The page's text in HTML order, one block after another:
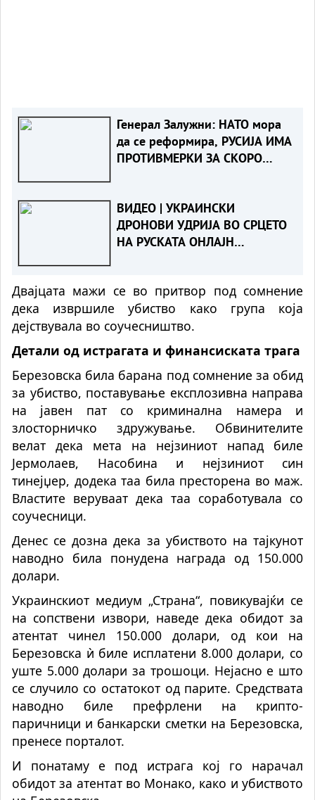
Генерал Залужни: НАТО мора
да се реформира, РУСИЈА ИМА
ПРОТИВМЕРКИ ЗА СКОРО
ВИДЕО | УКРАИНСКИ
ДРОНОВИ УДРИЈА ВО СРЦЕТО
НА РУСКАТА ОНЛАЈН
Вајлдберис“
Двајцата мажи се во притвор под сомнение
дека извршиле убиство како група која
дејствувала во соучесништво.
Детали од истрагата и финансиската трага
Березовска била барана под сомнение за обид
за убиство, поставување експлозивна направа
на јавен пат со криминална намера и
злосторничко здружување. Обвинителите
велат дека мета на нејзиниот напад биле
Јермолаев, Насобина и нејзиниот син
тинејџер, додека таа била престорена во маж.
Властите веруваат дека таа соработувала со
соучесници.
Денес се дозна дека за убиството на тајкунот
наводно била понудена награда од 150.000
долари.
Украинскиот медиум „Страна“, повикувајќи се
на сопствени извори, наведе дека обидот за
атентат чинел 150.000 долари, од кои на
Березовска ѝ биле исплатени 8.000 долари, со
уште 5.000 долари за трошоци. Нејасно е што
се случило со остатокот од парите. Средствата
наводно биле префрлени на крипто-
паричници и банкарски сметки на Березовска,
пренесе порталот.
И понатаму е под истрага кој го нарачал
обидот за атентат во Монако, како и убиството